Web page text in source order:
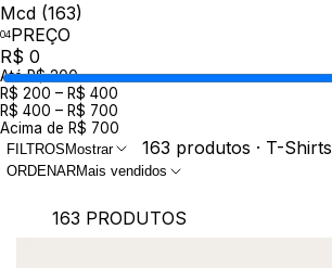
Mcd (163)
PREÇO
R$ 0
Até R$ 200
R$ 200 – R$ 400
R$ 400 – R$ 700
Acima de R$ 700
FILTROS Mostrar 163 produtos · T-Shirts
ORDENARMais vendidos
163 PRODUTOS